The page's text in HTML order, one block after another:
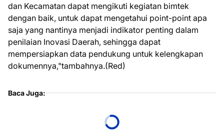
dan Kecamatan dapat mengikuti kegiatan bimtek
dengan baik, untuk dapat mengetahui point-point apa
saja yang nantinya menjadi indikator penting dalam
penilaian Inovasi Daerah, sehingga dapat
mempersiapkan data pendukung untuk kelengkapan
dokumennya,"tambahnya.(Red)
Baca Juga: